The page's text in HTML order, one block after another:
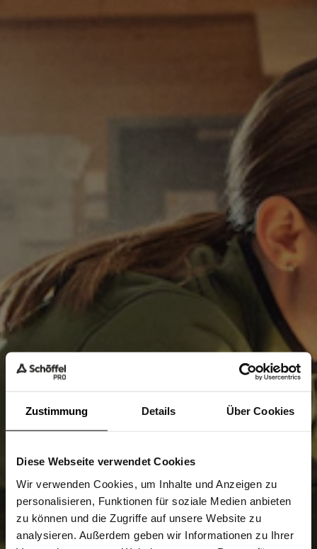
Zustimmung Details Über Cookies
Diese Webseite verwendet Cookies
Wir verwenden Cookies, um Inhalte und Anzeigen zu
personalisieren, Funktionen für soziale Medien anbieten
zu können und die Zugriffe auf unsere Website zu
analysieren. Außerdem geben wir Informationen zu Ihrer
Sind Sie
Gewerbetreibender?
Ich bestätige, dass ich Gewerbetreibender bin. Alle